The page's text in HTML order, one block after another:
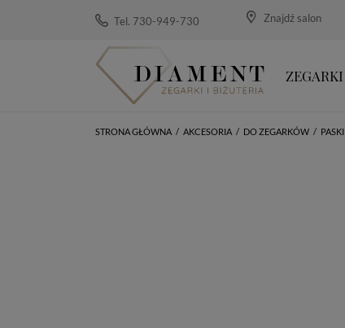
Tel. 730-949-730 Znajdź salon
ZEGARKI
STRONA GŁÓWNA / AKCESORIA / DO ZEGARKÓW / PASKI